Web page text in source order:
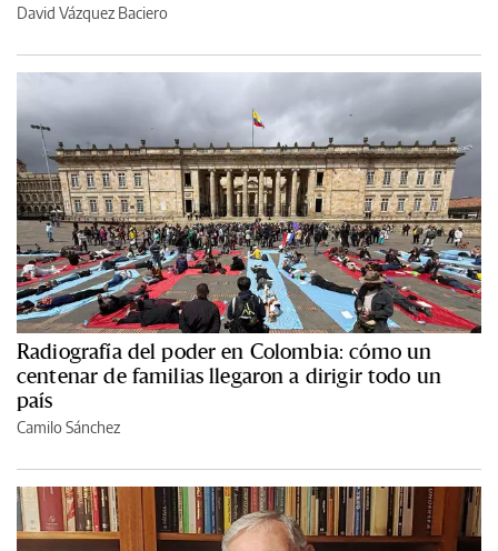
David Vázquez Baciero
Radiografía del poder en Colombia: cómo un
centenar de familias llegaron a dirigir todo un
país
Camilo Sánchez